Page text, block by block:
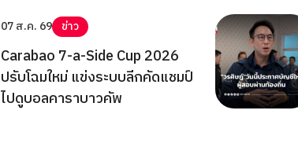
07 ส.ค. 69 ข่าว
Carabao 7-a-Side Cup 2026
ปรับโฉมใหม่ แข่งระบบลีกคัดแชมป์
ไปดูบอลคาราบาวคัพ